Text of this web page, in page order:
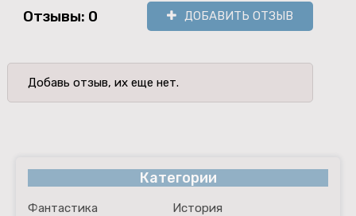
Отзывы: 0 ДОБАВИТЬ ОТЗЫВ
Добавь отзыв, их еще нет.
Категории
Фантастика
История